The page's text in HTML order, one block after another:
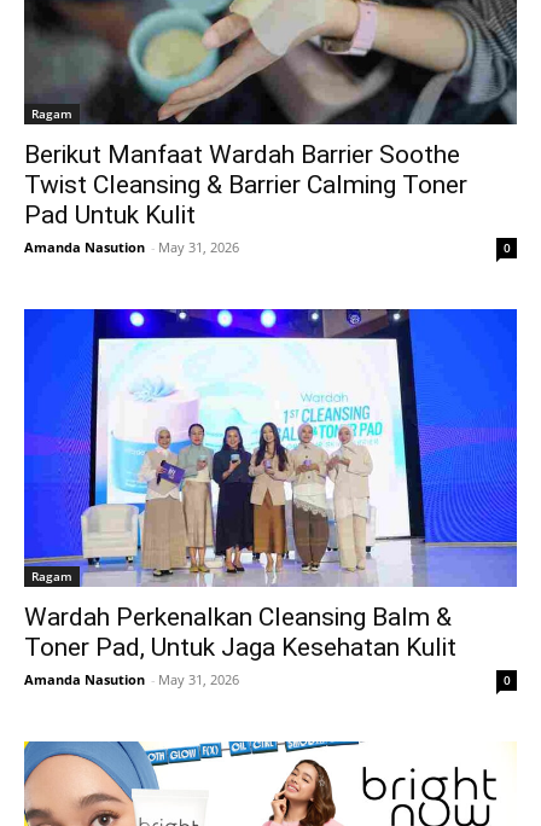
Ragam
Berikut Manfaat Wardah Barrier Soothe
Twist Cleansing & Barrier Calming Toner
Pad Untuk Kulit
Amanda Nasution - May 31, 2026 0
Ragam
Wardah Perkenalkan Cleansing Balm &
Toner Pad, Untuk Jaga Kesehatan Kulit
Amanda Nasution - May 31, 2026 0